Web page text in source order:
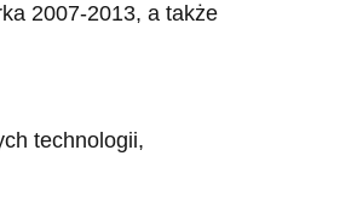
2007-2013, a także
technologii,